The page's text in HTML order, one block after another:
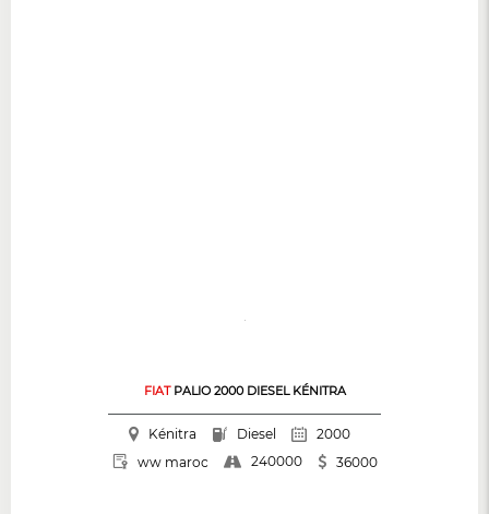
FIATPALIO 2000 DIESEL KÉNITRA
Kénitra Diesel
2000
ww maroc
240000 36000